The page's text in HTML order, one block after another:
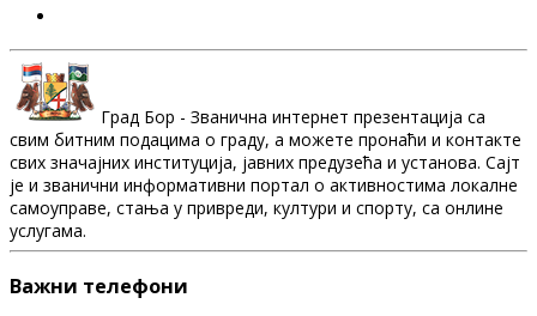
Град Бор - Званична интернет презентација са
свим битним подацима о граду, а можете пронаћи и контакте
свих значајних институција, јавних предузећа и установа. Сајт
је и званични информативни портал о активностима локалне
самоуправе, стања у привреди, култури и спорту, са онлине
услугама.
Важни телефони